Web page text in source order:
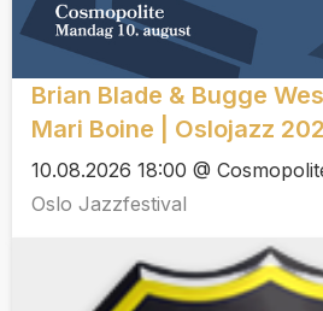
Brian Blade & Bugge
Mari Boine | Oslojazz
10.08.2026 18:00 @
Oslo Jazzfestival